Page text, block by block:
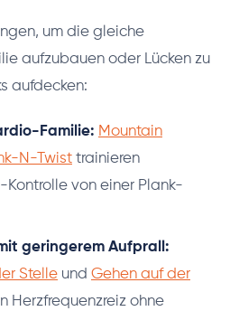
um die gleiche
aufzubauen oder Lücken zu
aufdecken:
Familie: Mountain
N-Twist trainieren
von einer Plank-
geringerem Aufprall:
Stelle und Gehen auf der
Herzfrequenzreiz ohne